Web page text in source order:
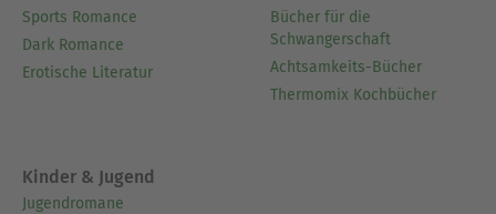
Sports Romance
Dark Romance
Erotische Literatur
Bücher für die
Schwangerschaft
Achtsamkeits-Bücher
Thermomix Kochbücher
Kinder & Jugend
Jugendromane